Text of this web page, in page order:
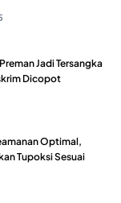
Jadi Tersangka
Dicopot
Optimal,
Tupoksi Sesuai